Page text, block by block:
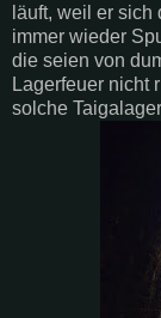
läuft, weil er
immer wieder
die seien von
Lagerfeuer nicht
solche